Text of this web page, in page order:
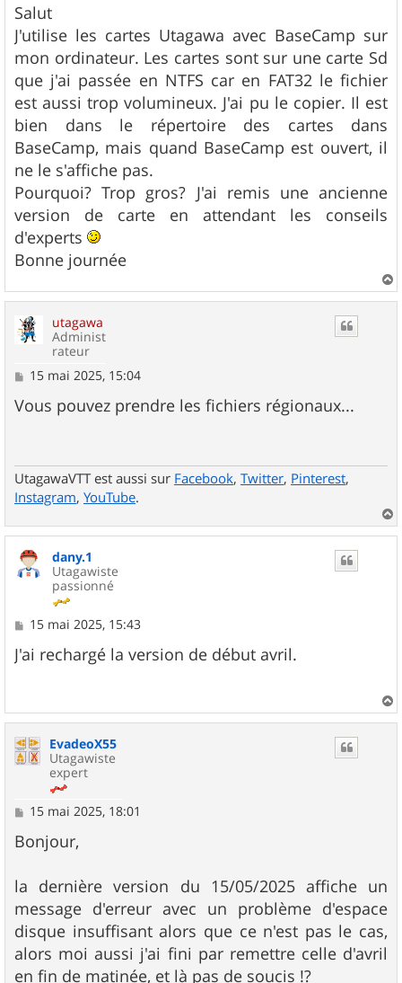
s
s
a
g
e
Salut
J'utilise les cartes Utagawa avec BaseCamp sur
mon ordinateur. Les cartes sont sur une carte Sd
que j'ai passée en NTFS car en FAT32 le fichier
est aussi trop volumineux. J'ai pu le copier. Il est
bien dans le répertoire des cartes dans
BaseCamp, mais quand BaseCamp est ouvert, il
ne le s'affiche pas.
Pourquoi? Trop gros? J'ai remis une ancienne
version de carte en attendant les conseils
d'experts
Bonne journée
a
utagawa
Administ
rateur
M
s
s
15 mai 2025, 15:04
Vous pouvez prendre les fichiers régionaux...
UtagawaVTT est aussi sur Facebook, Twitter, Pinterest,
Instagram, YouTube.
a
dany.1
Utagawiste
passionné
M
s
s
e
15 mai 2025, 15:43
J'ai rechargé la version de début avril.
a
EvadeoX55
Utagawiste
expert
M
s
s
g
e
15 mai 2025, 18:01
Bonjour,
la dernière version du 15/05/2025 affiche un
message d'erreur avec un problème d'espace
disque insuffisant alors que ce n'est pas le cas,
alors moi aussi j'ai fini par remettre celle d'avril
en fin de matinée, et là pas de soucis !?